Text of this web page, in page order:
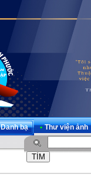
Danh bạ • Thư viện ảnh